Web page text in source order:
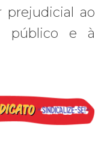
prejudicial ao
público e à